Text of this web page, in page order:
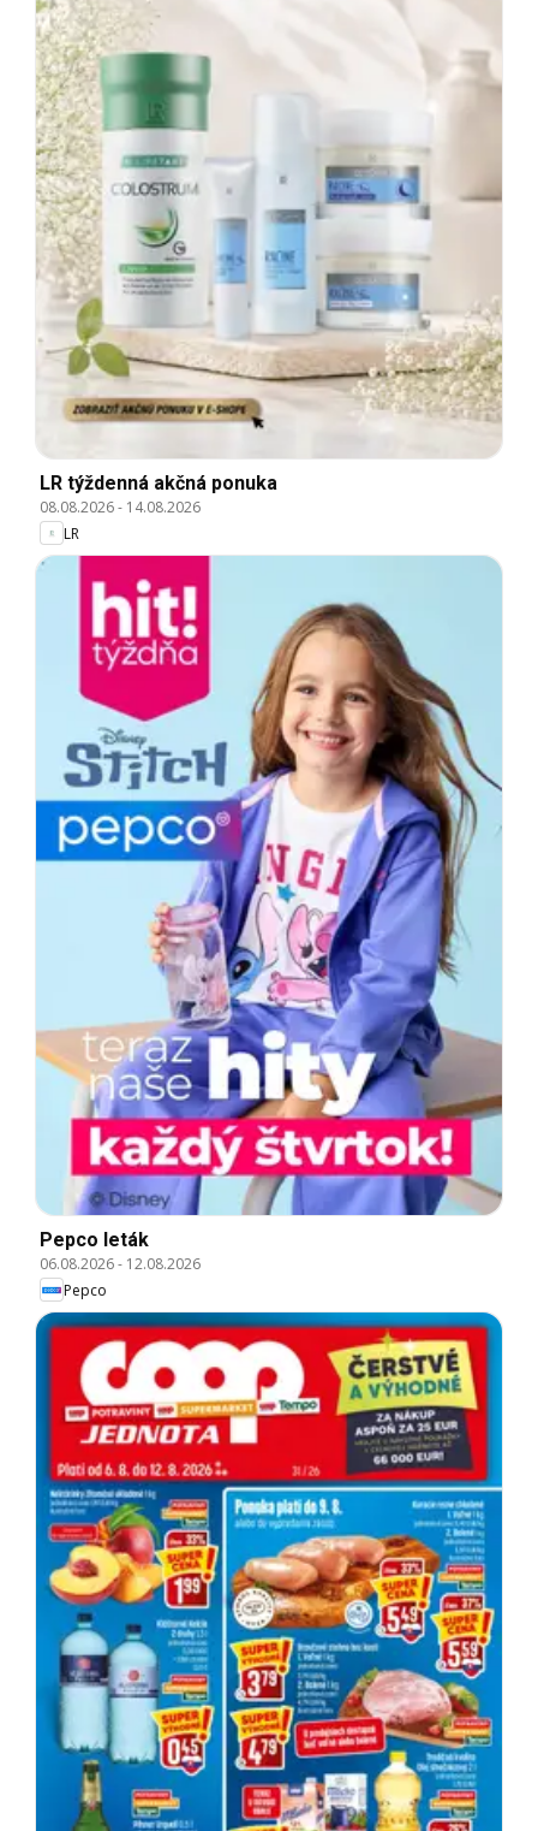
LR týždenná akčná ponuka
08.08.2026- 14.08.2026
LR
Pepco leták
06.08.2026- 12.08.2026
Pepco